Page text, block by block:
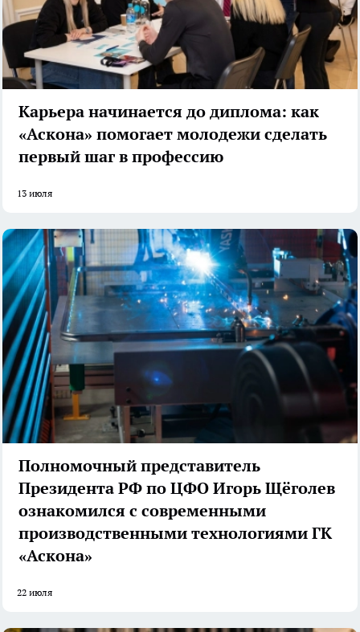
Карьера начинается до диплома: как
«Аскона» помогает молодежи сделать
первый шаг в профессию
13 июля
Полномочный представитель
Президента РФ по ЦФО Игорь Щёголев
ознакомился с современными
производственными технологиями ГК
«Аскона»
22 июля